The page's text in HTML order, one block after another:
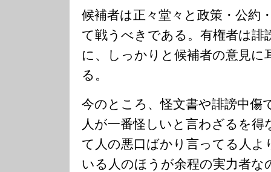
候補者は正々堂々と政策・公約
て戦うべきである。有権者は誹
に、しっかりと候補者の意見に
る。
今のところ、怪文書や誹謗中傷
人が一番怪しいと言わざるを
て人の悪口ばかり言ってる人よ
いる人のほうが余程の実力者な